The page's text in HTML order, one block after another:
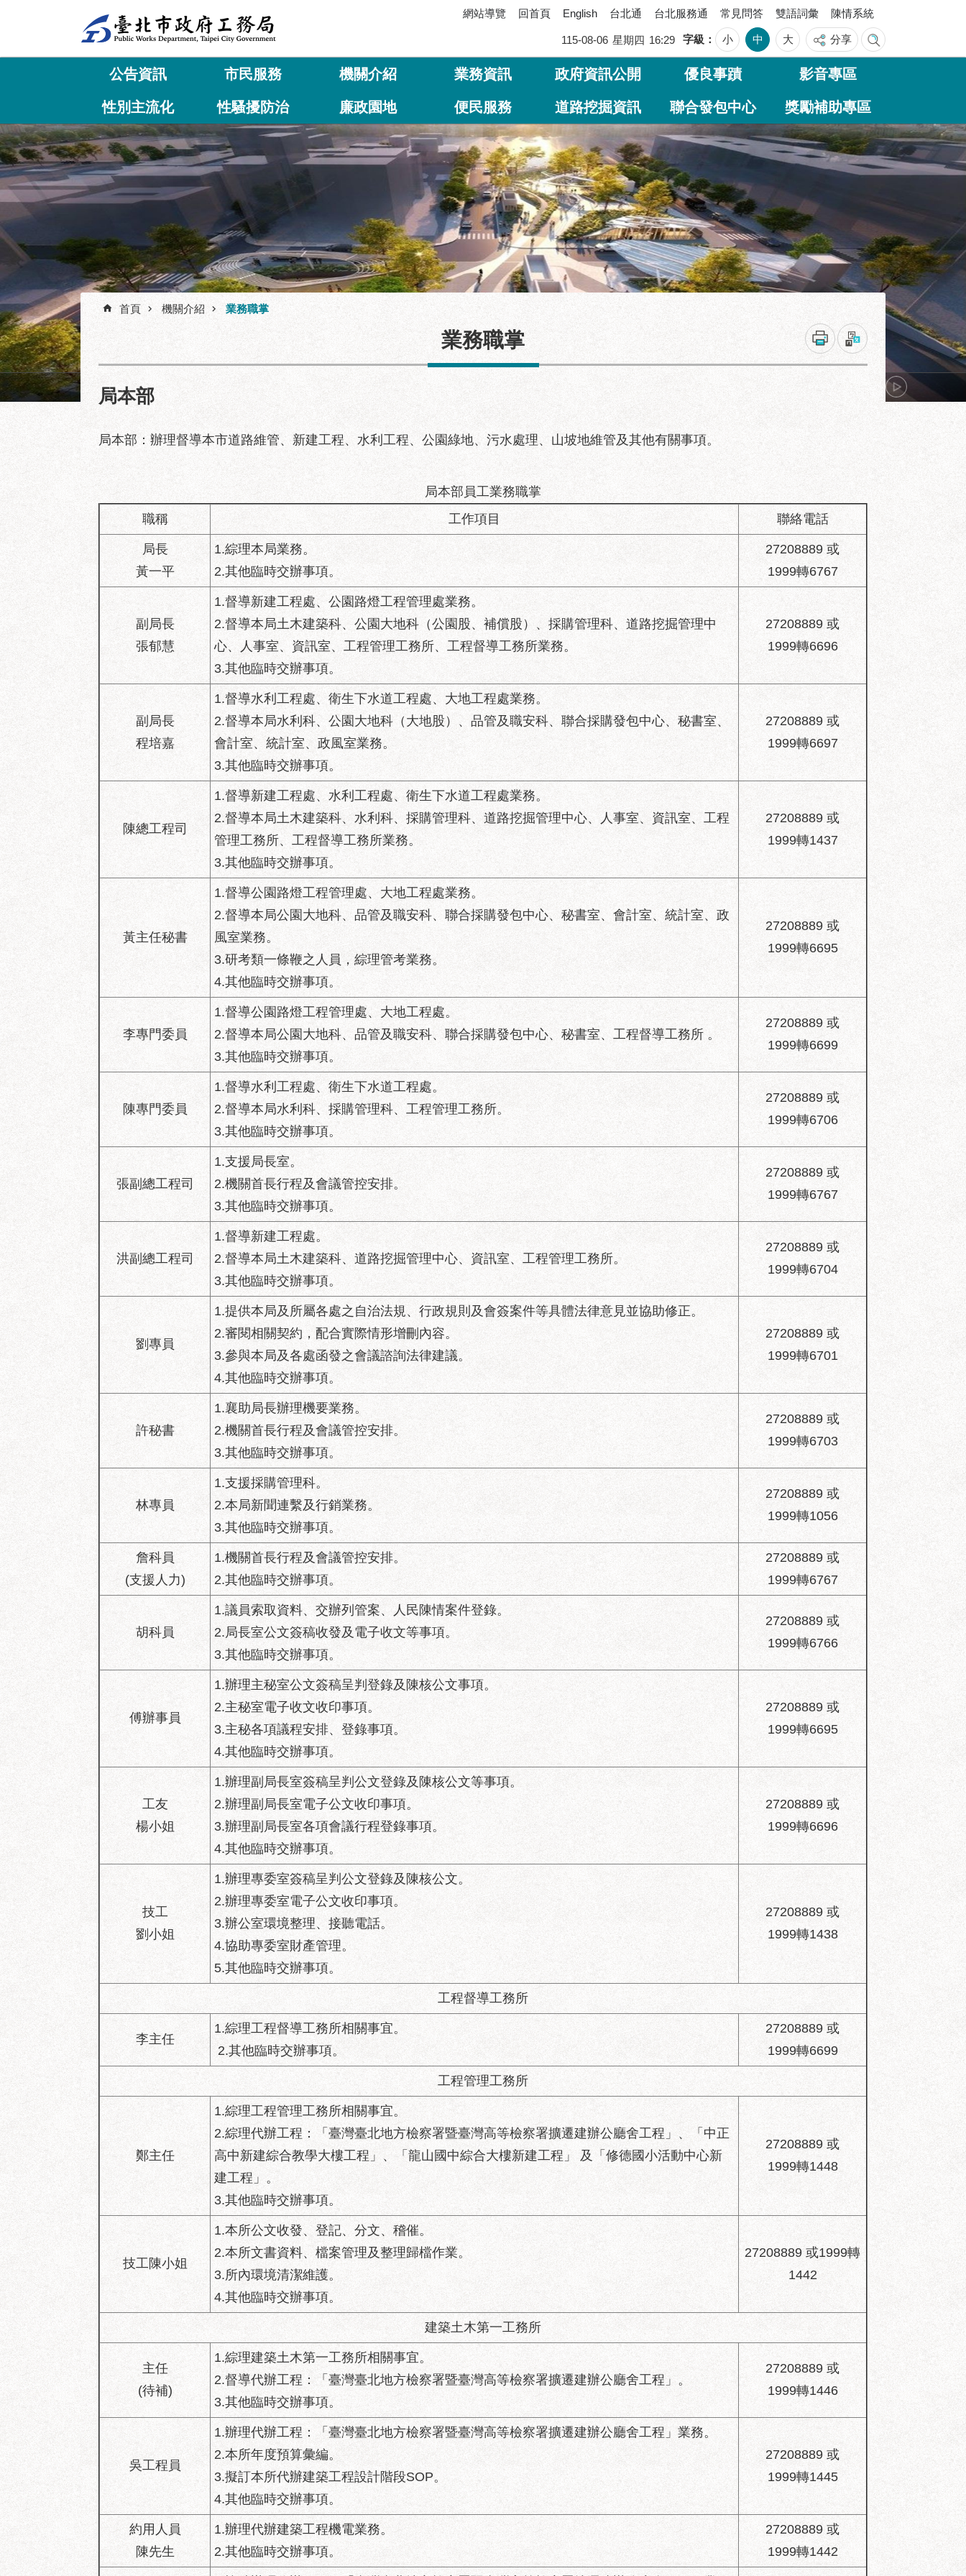
網站導覽 回首頁 English 台北通 台北服務通 常見問答 雙語詞彙 陳情系統
115-08-06 星期四 16:29 字級 小 中 大 分享
公告資訊 市民服務 機關介紹 業務資訊 政府資訊公開 優良事蹟 影音專區
性別主流化 性騷擾防治 廉政園地 便民服務 道路挖掘資訊 聯合發包中心 獎勵補助專區
臺北水岸新亮點！民權大橋景觀橋正式啟用
首頁 機關介紹 業務職掌
業務職掌
局本部
局本部：辦理督導本市道路維管、新建工程、水利工程、公園綠地、污水處理、山坡地維管及其他有關事項。
職稱 工作項目 聯絡電話
局本部員工業務職掌
局長
黃一平
1.綜理本局業務。
2.其他臨時交辦事項。
27208889 或
1999轉6767
副局長
張郁慧
1.督導新建工程處、公園路燈工程管理處業務。
2.督導本局土木建築科、公園大地科（公園股、補償股）、採購管理科、道路挖掘管理中
心、人事室、資訊室、工程管理工務所、工程督導工務所業務。
3.其他臨時交辦事項。
27208889 或
1999轉6696
副局長
程培嘉
1.督導水利工程處、衛生下水道工程處、大地工程處業務。
2.督導本局水利科、公園大地科（大地股）、品管及職安科、聯合採購發包中心、秘書室、
會計室、統計室、政風室業務。
3.其他臨時交辦事項。
27208889 或
1999轉6697
陳總工程司
1.督導新建工程處、水利工程處、衛生下水道工程處業務。
2.督導本局土木建築科、水利科、採購管理科、道路挖掘管理中心、人事室、資訊室、工程
管理工務所、工程督導工務所業務。
3.其他臨時交辦事項。
27208889 或
1999轉1437
黃主任秘書
1.督導公園路燈工程管理處、大地工程處業務。
2.督導本局公園大地科、品管及職安科、聯合採購發包中心、秘書室、會計室、統計室、政
風室業務。
3.研考類一條鞭之人員，綜理管考業務。
4.其他臨時交辦事項。
27208889 或
1999轉6695
李專門委員
1.督導公園路燈工程管理處、大地工程處。
2.督導本局公園大地科、品管及職安科、聯合採購發包中心、秘書室、工程督導工務所 。
3.其他臨時交辦事項。
27208889 或
1999轉6699
陳專門委員
1.督導水利工程處、衛生下水道工程處。
2.督導本局水利科、採購管理科、工程管理工務所。
3.其他臨時交辦事項。
27208889 或
1999轉6706
張副總工程司
1.支援局長室。
2.機關首長行程及會議管控安排。
3.其他臨時交辦事項。
27208889 或
1999轉6767
洪副總工程司
1.督導新建工程處。
2.督導本局土木建築科、道路挖掘管理中心、資訊室、工程管理工務所。
3.其他臨時交辦事項。
27208889 或
1999轉6704
劉專員
1.提供本局及所屬各處之自治法規、行政規則及會簽案件等具體法律意見並協助修正。
2.審閱相關契約，配合實際情形增刪內容。
3.參與本局及各處函發之會議諮詢法律建議。
4.其他臨時交辦事項。
27208889 或
1999轉6701
許秘書
1.襄助局長辦理機要業務。
2.機關首長行程及會議管控安排。
3.其他臨時交辦事項。
27208889 或
1999轉6703
林專員
1.支援採購管理科。
2.本局新聞連繫及行銷業務。
3.其他臨時交辦事項。
27208889 或
1999轉1056
詹科員
(支援人力)
1.機關首長行程及會議管控安排。
2.其他臨時交辦事項。
27208889 或
1999轉6767
胡科員
1.議員索取資料、交辦列管案、人民陳情案件登錄。
2.局長室公文簽稿收發及電子收文等事項。
3.其他臨時交辦事項。
27208889 或
1999轉6766
傅辦事員
1.辦理主秘室公文簽稿呈判登錄及陳核公文事項。
2.主秘室電子收文收印事項。
3.主秘各項議程安排、登錄事項。
4.其他臨時交辦事項。
27208889 或
1999轉6695
工友
楊小姐
1.辦理副局長室簽稿呈判公文登錄及陳核公文等事項。
2.辦理副局長室電子公文收印事項。
3.辦理副局長室各項會議行程登錄事項。
4.其他臨時交辦事項。
27208889 或
1999轉6696
技工
劉小姐
1.辦理專委室簽稿呈判公文登錄及陳核公文。
2.辦理專委室電子公文收印事項。
3.辦公室環境整理、接聽電話。
4.協助專委室財產管理。
5.其他臨時交辦事項。
27208889 或
1999轉1438
工程督導工務所
李主任
1.綜理工程督導工務所相關事宜。
2.其他臨時交辦事項。
27208889 或
1999轉6699
工程管理工務所
鄭主任
1.綜理工程管理工務所相關事宜。
2.綜理代辦工程：「臺灣臺北地方檢察署暨臺灣高等檢察署擴遷建辦公廳舍工程」、「中正
高中新建綜合教學大樓工程」、「龍山國中綜合大樓新建工程」 及「修德國小活動中心新
建工程」。
3.其他臨時交辦事項。
27208889 或
1999轉1448
技工陳小姐
1.本所公文收發、登記、分文、稽催。
2.本所文書資料、檔案管理及整理歸檔作業。
3.所內環境清潔維護。
4.其他臨時交辦事項。
27208889 或1999轉
1442
建築土木第一工務所
主任
(待補)
1.綜理建築土木第一工務所相關事宜。
2.督導代辦工程：「臺灣臺北地方檢察署暨臺灣高等檢察署擴遷建辦公廳舍工程」。
3.其他臨時交辦事項。
27208889 或
1999轉1446
吳工程員
1.辦理代辦工程：「臺灣臺北地方檢察署暨臺灣高等檢察署擴遷建辦公廳舍工程」業務。
2.本所年度預算彙編。
3.擬訂本所代辦建築工程設計階段SOP。
4.其他臨時交辦事項。
27208889 或
1999轉1445
約用人員
陳先生
1.辦理代辦建築工程機電業務。
2.其他臨時交辦事項。
27208889 或
1999轉1442